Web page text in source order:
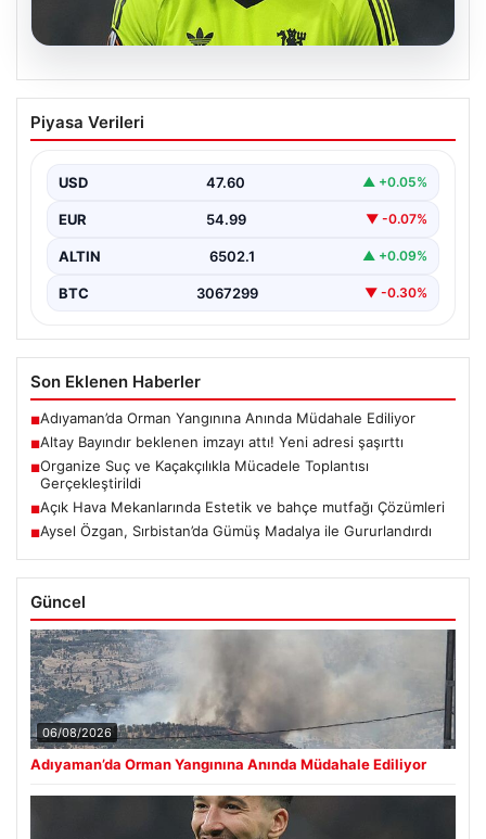
Altay Bayındır beklenen imzayı attı!
Yeni adresi şaşırttı
Piyasa Verileri
USD 47.60 ▲ +0.05%
EUR 54.99 ▼ -0.07%
ALTIN 6502.1 ▲ +0.09%
BTC 3067299 ▼ -0.30%
Son Eklenen Haberler
■Adıyaman’da Orman Yangınına Anında Müdahale Ediliyor
■Altay Bayındır beklenen imzayı attı! Yeni adresi şaşırttı
■Organize Suç ve Kaçakçılıkla Mücadele Toplantısı
Gerçekleştirildi
■Açık Hava Mekanlarında Estetik ve bahçe mutfağı Çözümleri
■Aysel Özgan, Sırbistan’da Gümüş Madalya ile Gururlandırdı
Güncel
06/08/2026
Adıyaman’da Orman Yangınına Anında Müdahale Ediliyor